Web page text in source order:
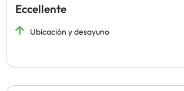
Eccellente
Ubicación y desayuno